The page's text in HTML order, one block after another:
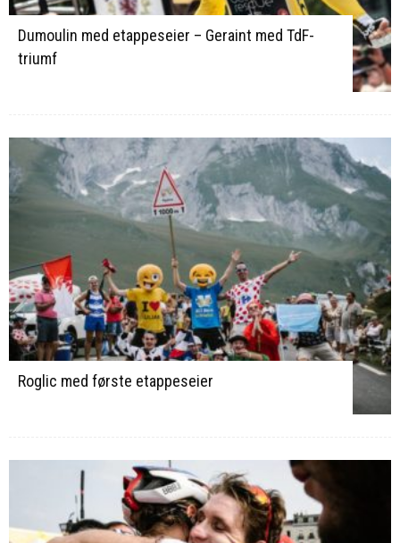
Dumoulin med etappeseier – Geraint med TdF-
triumf
Roglic med første etappeseier